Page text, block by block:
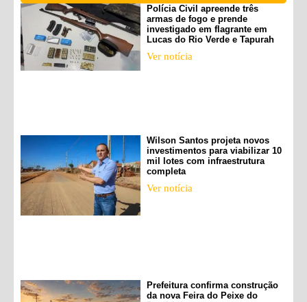
Polícia Civil apreende três
armas de fogo e prende
investigado em flagrante em
Lucas do Rio Verde e Tapurah
Ver notícia
Wilson Santos projeta novos
investimentos para viabilizar 10
mil lotes com infraestrutura
completa
Ver notícia
Prefeitura confirma construção
da nova Feira do Peixe do